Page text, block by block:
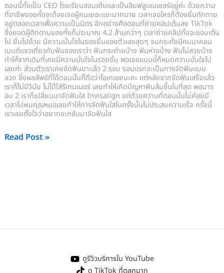
ตอนนี้กั้งเป็น CEO โรงเรียนสอนเต้นและเป็นอินฟลูเอนเซอร์อยู่ค่ะ ด้วยความ
ที่อาชีพของกั้งจะต้องเจอผู้คนเยอะแยะมากมาย เวลาเจอใครก็ต้องยิ้มทักทาย
อยู่ตลอดเวลาเพื่อความเป็นมิตร อีกอย่างคือตอนที่ถ่ายคลิปเต้นลง TikTok
ซึ่งยอดผู้ติดตามของกั้งก็ประมาณ 4.2 ล้านกว่าๆ เวลาถ่ายคลิปกั้งจะชอบเต้น
ไป ยิ้มไปด้วย มีความมั่นใจในรอยยิ้มของตัวเองสุดๆ จนกระทั่งมีคนมาคอม
เมนต์แซวเกี่ยวกับฟันของเราว่า ฟันกระต่ายบ้าง ฟันห่างบ้าง ฟันไม่สวยบ้าง
ทำให้จากเดิมที่เคยมีความมั่นใจในรอยยิ้ม พอเจอแบบนี้ก็หมดความมั่นใจไป
เลยค่ะ ส่วนตัวเราเคยจัดฟันมาแล้ว 2 รอบ รอบแรกจะเป็นการจัดฟันแบบ
ลวด ซึ่งผลลัพธ์ที่ได้ตอนนั้นก็ถือว่าโอเคเลยนะคะ แต่หลังจากจัดฟันเสร็จแล้ว
เราก็ไม่มีวินัย ไม่ได้ใส่รีเทนเนอร์ เลยทำให้เกิดปัญหาฟันล้มขึ้นในที่สุด พอมาร
อบ 2 เราก็เปลี่ยนมาจัดฟันใส Invisalign แต่ด้วยความที่ตอนนั้นไม่ค่อยมี
เวลาไปพบคุณหมอเลยทำให้การจัดฟันใสในครั้งนั้นไม่ประสบความเร็จ ครั้งนี้
เราเลยตั้งใจว่าอยากจะกลับมาจัดฟันใส
Read Post »
ดูรีวิวบริการใน YouTube
ดู TikTok ที่ตลกมาก